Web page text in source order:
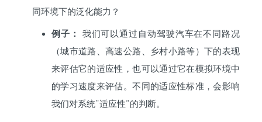
同环境下的泛化能力？
例子：
我们可以通过自动驾驶汽车在不同路况
（城市道路、高速公路、乡村小路等）下的表现
来评估它的适应性，也可以通过它在模拟环境中
的学习速度来评估。不同的适应性标准，会影响
我们对系统“适应性”的判断。